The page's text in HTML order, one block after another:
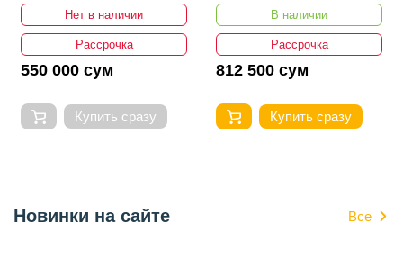
Нет в наличии
Рассрочка
550 000 сум
Купить сразу
В наличии
Рассрочка
812 500 сум
Купить сразу
Новинки на сайте Все